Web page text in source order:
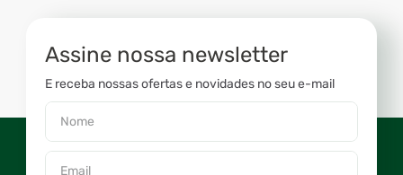
Assine nossa newsletter
E receba nossas ofertas e novidades no seu e-mail